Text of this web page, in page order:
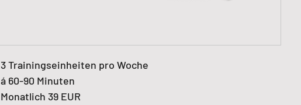
3 Trainingseinheiten pro Woche
á 60-90 Minuten
Monatlich 39 EUR